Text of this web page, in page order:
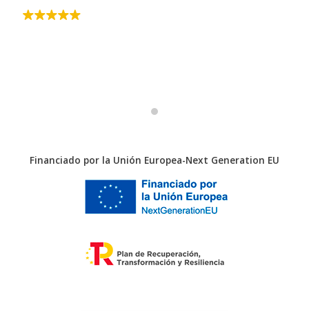
Financiado por la Unión Europea-Next Generation EU